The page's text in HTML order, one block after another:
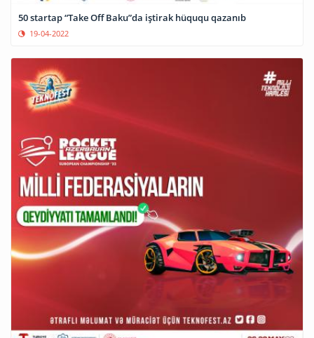
50 startap “Take Off Baku”da iştirak hüququ qazanıb
19-04-2022